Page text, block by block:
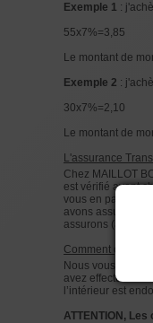
Exemple 1 :
55x7%=3,85
Le montant de
Exemple 2 :
30x7%=2,10
Le montant de
L'assurance
Chez MAILLOT
est vérifié avant
vous en parfait
avons assuré, à
assurons (à nos
Comment ça
Nous vous
avez effectué et
l’intérieur est
ATTENTION,